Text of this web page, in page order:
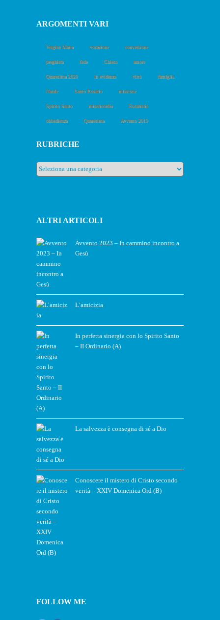
ARGOMENTI VARI
Vergine Maria vocazione conversione
preghiera fede Chiesa amore
Quaresima 2020 in evidenza virtù famiglia
Natale Santo Rosario missione
Spirito Santo misericordia Eucaristia
obbedienza Quaresima Avvento 2019
RUBRICHE
Rubriche
ALTRI ARTICOLI
Avvento 2023 – In cammino incontro a
Gesù
L’amicizia
In perfetta sinergia con lo Spirito Santo
– II Ordinario (A)
La salvezza è consegna di sé a Dio
Conoscere il mistero di Cristo secondo
verità – XXIV Domenica Ord (B)
FOLLOW ME